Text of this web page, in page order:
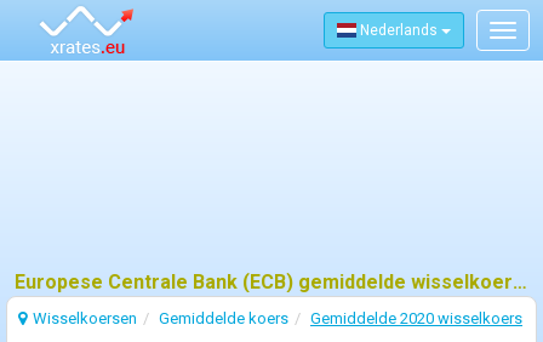
Nederlands
Europese Centrale Bank (ECB) gemiddelde wisselkoers - 2020
Wisselkoersen Gemiddelde koers Gemiddelde 2020 wisselkoers